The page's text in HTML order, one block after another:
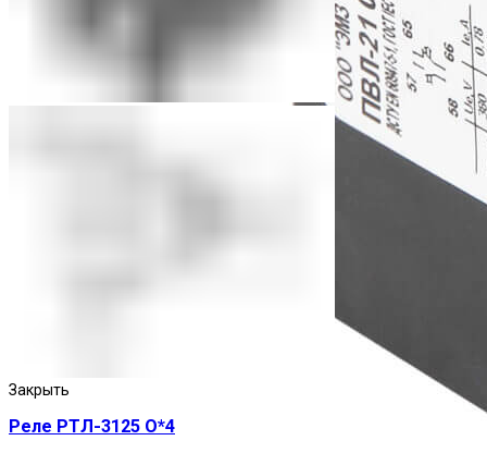
Закрыть
Реле РТЛ-3125 О*4